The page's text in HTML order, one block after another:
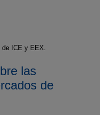
ICE y EEX.
las
de